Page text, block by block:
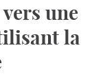
une
la